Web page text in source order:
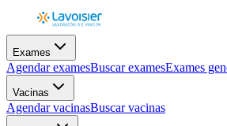
Exames
Agendar examesBuscar examesExames
Vacinas
Agendar vacinasBuscar vacinas